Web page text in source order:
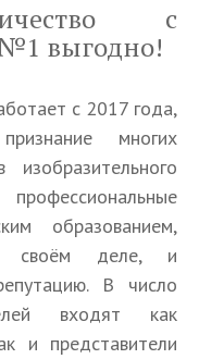
с
выгодно!
с 2017 года,
многих
образованием,
своём деле, и
В число
входят как
и представители